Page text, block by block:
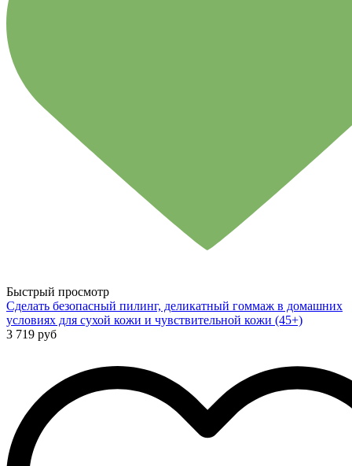
Быстрый просмотр
Сделать безопасный пилинг, деликатный гоммаж в домашних
условиях для сухой кожи и чувствительной кожи (45+)
3 719 руб